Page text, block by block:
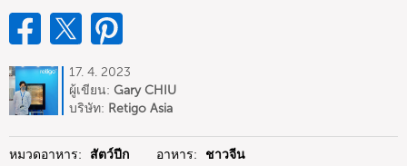
17. 4. 2023
ผู้เขียน: Gary CHIU
บริษัท: Retigo Asia
หมวดอาหาร: สัตว์ปีก อาหาร: ชาวจีน